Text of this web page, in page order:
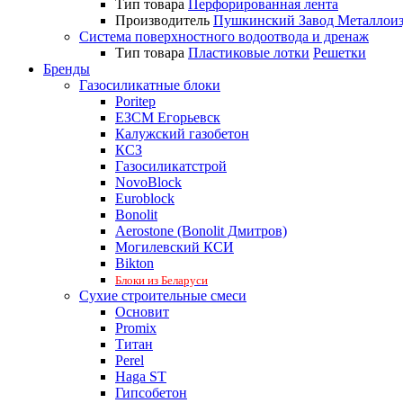
Тип товара Перфорированная лента
Производитель Пушкинский Завод
Система поверхностного водоотвода и дренаж
Тип товара Пластиковые лотки Решетки
Бренды
Газосиликатные блоки
Poritep
ЕЗСМ Егорьевск
Калужский газобетон
КСЗ
Газосиликатстрой
NovoBlock
Euroblock
Bonolit
Aerostone (Bonolit Дмитров)
Могилевский КСИ
Bikton
Блоки из Беларуси
Сухие строительные смеси
Основит
Promix
Титан
Perel
Haga ST
Гипсобетон